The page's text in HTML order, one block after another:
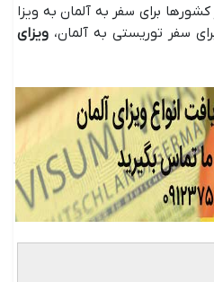
برای سفر به آلمان به ویزا
برای سفر توریستی به آلمان، ویزای